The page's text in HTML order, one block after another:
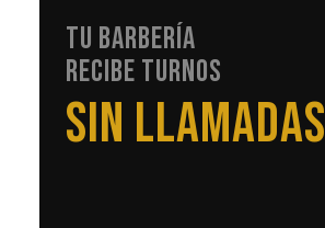
TU BARBERÍA
RECIBE TURNOS
EN AUTOMÁTICO